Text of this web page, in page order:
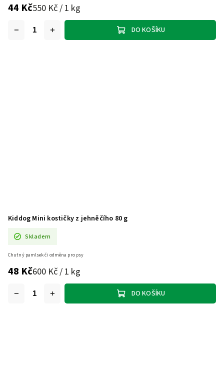
44 Kč550 Kč / 1 kg
DO KOŠÍKU
Kiddog Mini kostičky z jehněčího 80 g
Skladem
48 Kč600 Kč / 1 kg
DO KOŠÍKU
Chutný pamlsek či odměna pro psy